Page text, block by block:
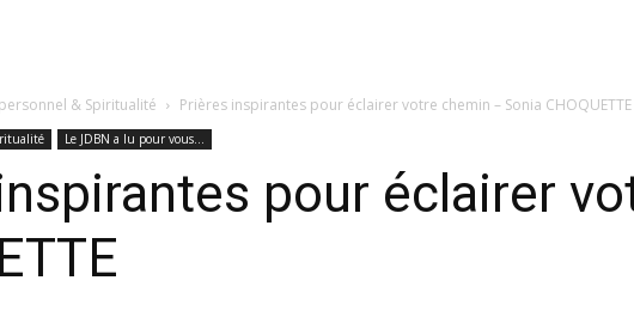
& Spiritualité Prières inspirantes pour éclairer votre chemin – Sonia CHOQUETTE
Le JDBN a lu pour vous...
pour éclairer